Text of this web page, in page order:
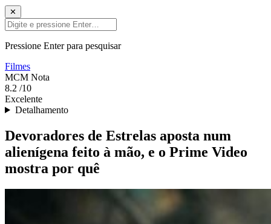
✕
Pressione Enter para pesquisar
Filmes
MCM Nota
8.2 /10
Excelente
Detalhamento
Devoradores de Estrelas aposta num
alienígena feito à mão, e o Prime Video
mostra por quê